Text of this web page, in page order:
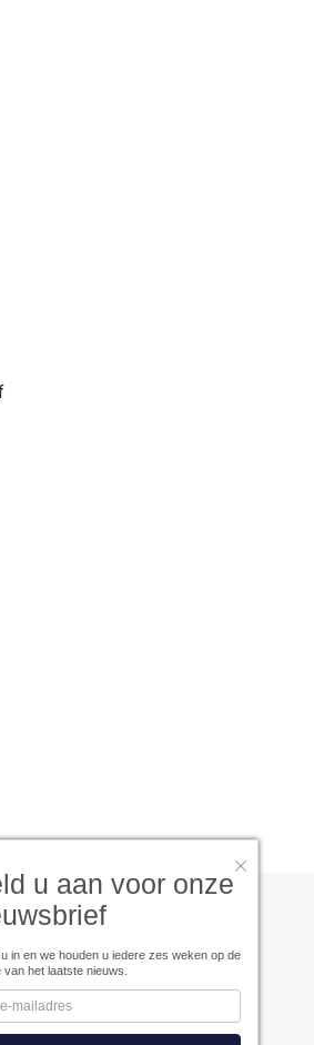
u aan voor onze
in en we houden u iedere zes weken op de
van het laatste nieuws.